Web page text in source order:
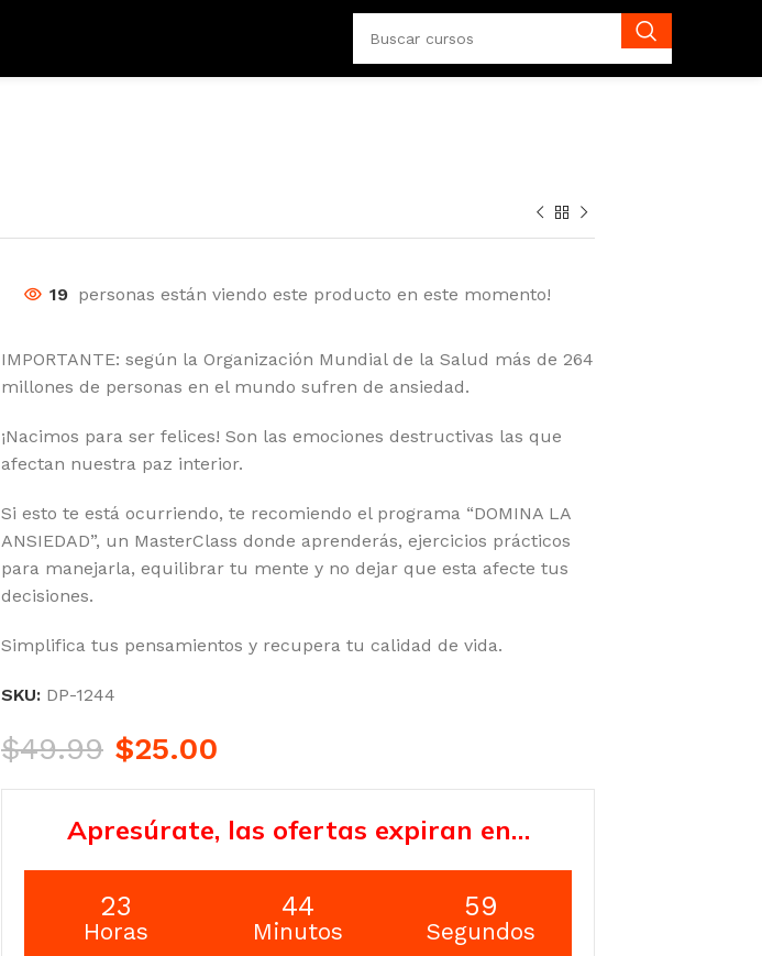
19 personas están viendo este producto en este momento!
IMPORTANTE: según la Organización Mundial de la Salud más de 264
millones de personas en el mundo sufren de ansiedad.
¡Nacimos para ser felices! Son las emociones destructivas las que
afectan nuestra paz interior.
Si esto te está ocurriendo, te recomiendo el programa “DOMINA LA
ANSIEDAD”, un MasterClass donde aprenderás, ejercicios prácticos
para manejarla, equilibrar tu mente y no dejar que esta afecte tus
decisiones.
Simplifica tus pensamientos y recupera tu calidad de vida.
SKU: DP-1244
$49.99 $25.00
Apresúrate, las ofertas expiran en…
23
Horas
44
Minutos
58
Segundos